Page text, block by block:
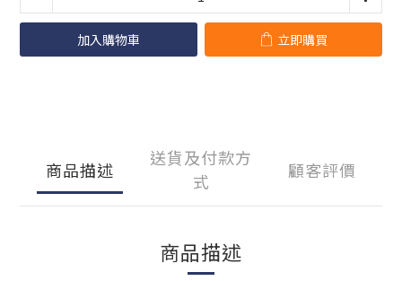
加入購物車 立即購買
商品描述
送貨及付款方
式
顧客評價
商品描述